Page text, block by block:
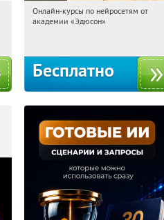
16:34:58 Получили:
Онлайн-курсы по нейросетям от
академии «Эдюсон»
Бесплатно